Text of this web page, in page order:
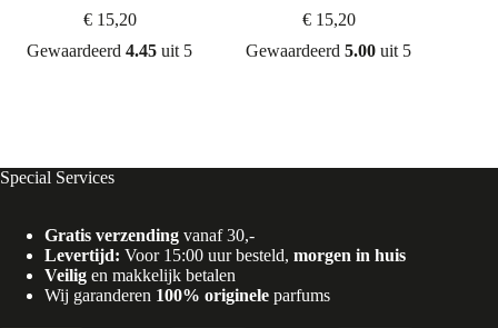
€15,20
Gewaardeerd4.45 uit 5
€15,20
Gewaardeerd5.00 uit 5
Special Services
Gratis verzending vanaf 30,-
Levertijd: Voor 15:00 uur besteld, morgen in huis
Veilig en makkelijk betalen
Wij garanderen 100% originele parfums